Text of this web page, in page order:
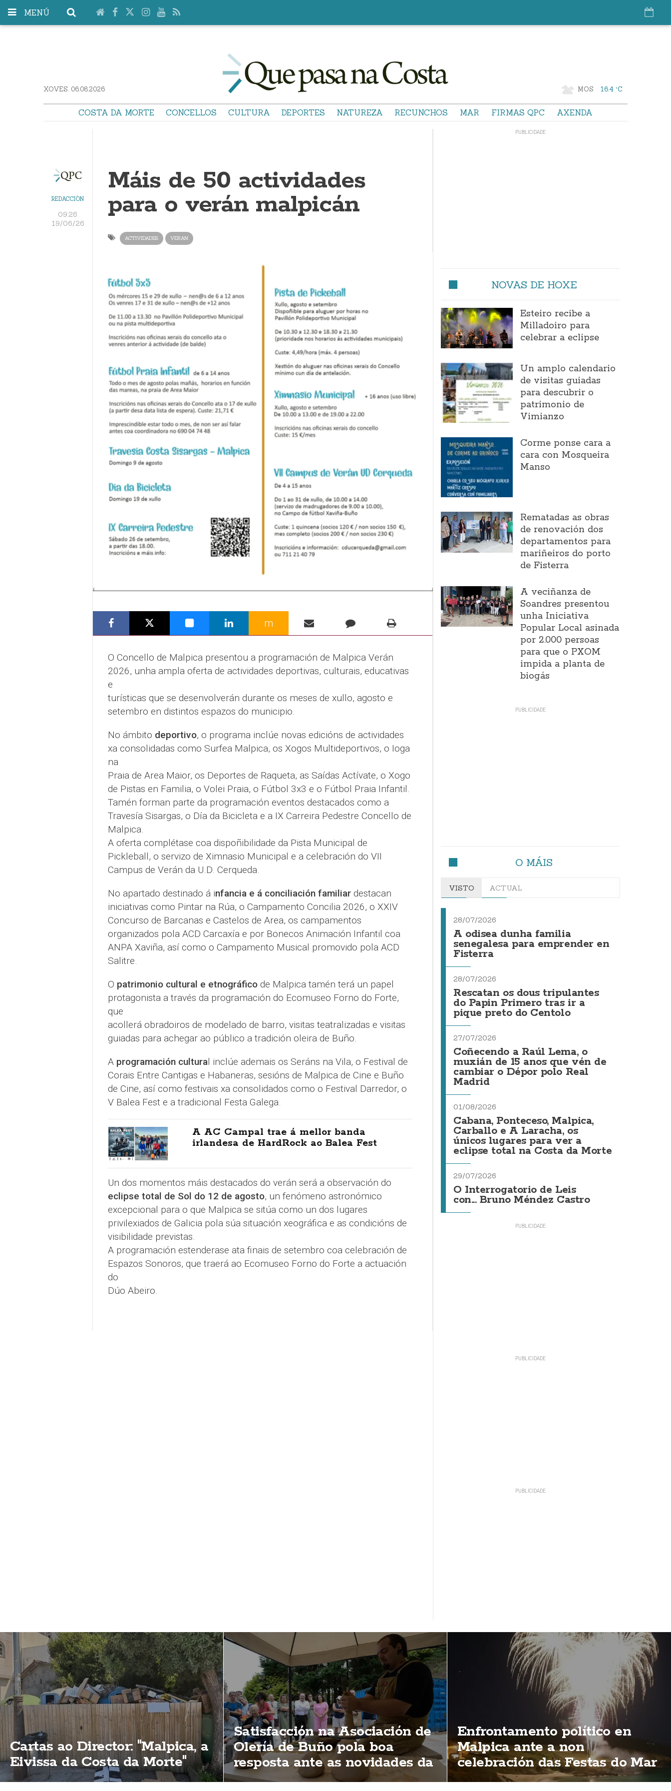
MENÚ
XOVES. 06.08.2026 MOS 16.4 °C
COSTA DA MORTE CONCELLOS CULTURA DEPORTES NATUREZA RECUNCHOS MAR FIRMAS QPC AXENDA
REDACCIÓN
09:26
19/06/26
Máis de 50 actividades
para o verán malpicán
ACTIVIDADES VERAN
m
O Concello de Malpica presentou a programación de Malpica Verán
2026, unha ampla oferta de actividades deportivas, culturais, educativas
e
turísticas que se desenvolverán durante os meses de xullo, agosto e
setembro en distintos espazos do municipio.
No ámbito deportivo, o programa inclúe novas edicións de actividades
xa consolidadas como Surfea Malpica, os Xogos Multideportivos, o Ioga
na
Praia de Area Maior, os Deportes de Raqueta, as Saídas Actívate, o Xogo
de Pistas en Familia, o Volei Praia, o Fútbol 3x3 e o Fútbol Praia Infantil.
Tamén forman parte da programación eventos destacados como a
Travesía Sisargas, o Día da Bicicleta e a IX Carreira Pedestre Concello de
Malpica.
A oferta complétase coa dispoñibilidade da Pista Municipal de
Pickleball, o servizo de Ximnasio Municipal e a celebración do VII
Campus de Verán da U.D. Cerqueda.
No apartado destinado á infancia e á conciliación familiardestacan
iniciativas como Pintar na Rúa, o Campamento Concilia 2026, o XXIV
Concurso de Barcanas e Castelos de Area, os campamentos
organizados pola ACD Carcaxía e por Bonecos Animación Infantil coa
ANPA Xaviña, así como o Campamento Musical promovido pola ACD
Salitre.
O patrimonio cultural e etnográficode Malpica tamén terá un papel
protagonista a través da programación do Ecomuseo Forno do Forte,
que
acollerá obradoiros de modelado de barro, visitas teatralizadas e visitas
guiadas para achegar ao público a tradición oleira de Buño.
A programación cultural inclúe ademais os Seráns na Vila, o Festival de
Corais Entre Cantigas e Habaneras, sesións de Malpica de Cine e Buño
de Cine, así como festivais xa consolidados como o Festival Darredor, o
V Balea Fest e a tradicional Festa Galega.
A AC Campal trae á mellor banda
irlandesa de HardRock ao Balea Fest
Un dos momentos máis destacados do verán será a observación do
eclipse total de Sol do 12 de agosto, un fenómeno astronómico
excepcional para o que Malpica se sitúa como un dos lugares
privilexiados de Galicia pola súa situación xeográfica e as condicións de
visibilidade previstas.
A programación estenderase ata finais de setembro coa celebración de
Espazos Sonoros, que traerá ao Ecomuseo Forno do Forte a actuación
do
Dúo Abeiro.
NOVAS DE HOXE
Esteiro recibe a
Milladoiro para
celebrar a eclipse
Un amplo calendario
de visitas guiadas
para descubrir o
patrimonio de
Vimianzo
Corme ponse cara a
cara con Mosqueira
Manso
Rematadas as obras
de renovación dos
departamentos para
mariñeiros do porto
de Fisterra
A veciñanza de
Soandres presentou
unha Iniciativa
Popular Local asinada
por 2.000 persoas
para que o PXOM
impida a planta de
biogás
O MÁIS
VISTO ACTUAL
28/07/2026
A odisea dunha familia
senegalesa para emprender en
Fisterra
28/07/2026
Rescatan os dous tripulantes
do Papin Primero tras ir a
pique preto do Centolo
27/07/2026
Coñecendo a Raúl Lema, o
muxián de 15 anos que vén de
cambiar o Dépor polo Real
Madrid
01/08/2026
Cabana, Ponteceso, Malpica,
Carballo e A Laracha, os
únicos lugares para ver a
eclipse total na Costa da Morte
29/07/2026
O Interrogatorio de Leis
con... Bruno Méndez Castro
Cartas ao Director: "Malpica, a
Eivissa da Costa da Morte"
Satisfacción na Asociación de
Olería de Buño pola boa
resposta ante as novidades da
Mostra
Enfrontamento político en
Malpica ante a non
celebración das Festas do Mar